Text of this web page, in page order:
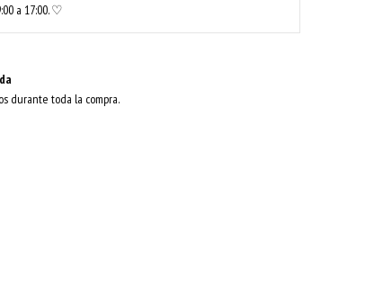
a 17:00. ♡
durante toda la compra.